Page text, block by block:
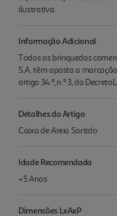
ilustrativa.
Informação Adicional
Todos os brinquedos
S.A. têm aposta a
artigo 34.º, n.º 3, do
Detalhes do Artigo
Caixa de Areia Sortido
Idade Recomendada
+5 Anos
Dimensões LxAxP